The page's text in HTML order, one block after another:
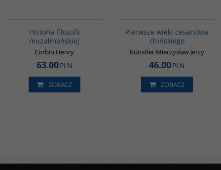
Historia filozofii
muzułmańskiej
Corbin Henry
63.00PLN
ZOBACZ
Pierwsze wieki cesarstwa
chińskiego
Künstler Mieczysław Jerzy
46.00PLN
ZOBACZ